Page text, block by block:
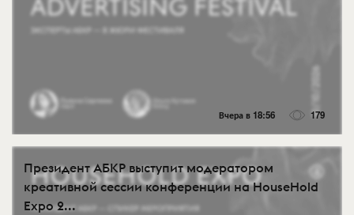
Вчера в 18:56 179
Президент АБКР выступит модератором
креативной сессии конференции на HouseHold
Expo 2...